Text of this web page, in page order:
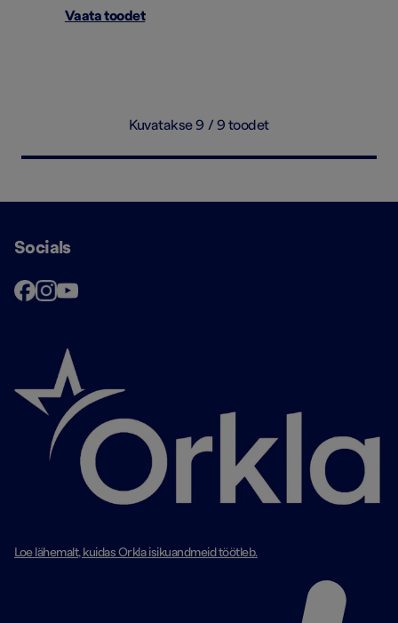
Vaata toodet
Kuvatakse 9 / 9 toodet
Socials
Loe lähemalt, kuidas Orkla isikuandmeid töötleb.